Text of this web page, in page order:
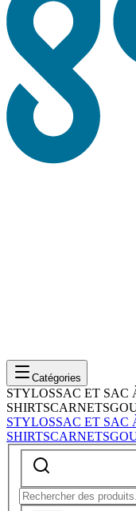
Catégories
STYLOSSAC ET SAC
SHIRTSCARNETS
STYLOSSAC ET SAC
SHIRTSCARNETS